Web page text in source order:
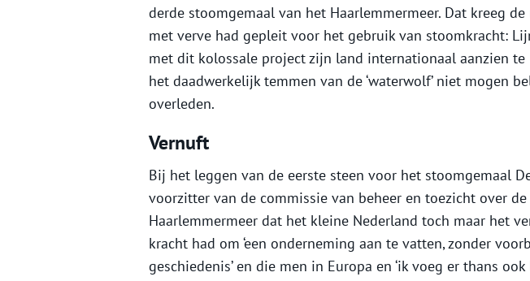
derde stoomgemaal van het Haarlemmermeer. Dat kreeg
met verve had gepleit voor het gebruik van stoomkracht:
met dit kolossale project zijn land internationaal aanzien
het daadwerkelijk temmen van de ‘waterwolf’ niet mogen
overleden.
Vernuft
Bij het leggen van de eerste steen voor het stoomgemaal
voorzitter van de commissie van beheer en toezicht over
Haarlemmermeer dat het kleine Nederland toch maar het
kracht had om ‘een onderneming aan te vatten, zonder
geschiedenis’ en die men in Europa en ‘ik voeg er thans